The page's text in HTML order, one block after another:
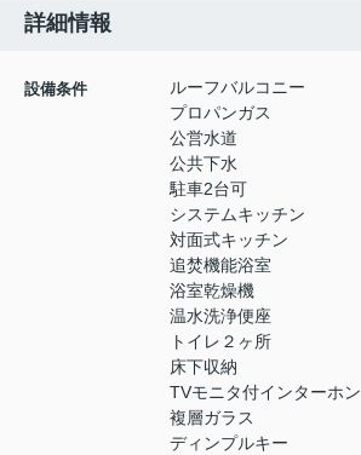
詳細情報
設備条件
ルーフバルコニー
プロパンガス
公営水道
公共下水
駐車2台可
システムキッチン
対面式キッチン
追焚機能浴室
浴室乾燥機
温水洗浄便座
トイレ２ヶ所
床下収納
TVモニタ付インターホン
複層ガラス
ディンプルキー